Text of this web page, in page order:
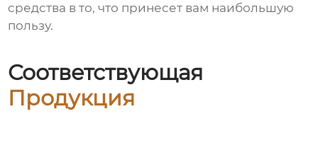
средства в то, что принесет вам наибольшую
пользу.
Соответствующая
Продукция